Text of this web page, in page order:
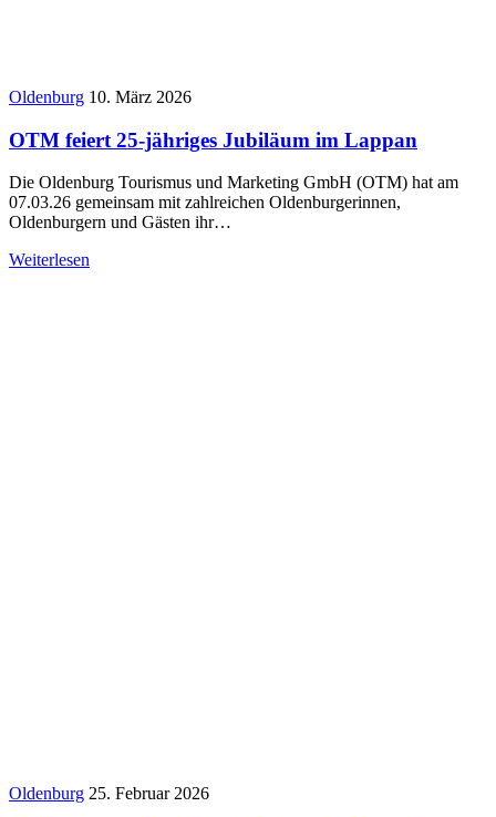
Oldenburg 10. März 2026
OTM feiert 25-jähriges Jubiläum im Lappan
Die Oldenburg Tourismus und Marketing GmbH (OTM) hat am
07.03.26 gemeinsam mit zahlreichen Oldenburgerinnen,
Oldenburgern und Gästen ihr…
Weiterlesen
Oldenburg 25. Februar 2026